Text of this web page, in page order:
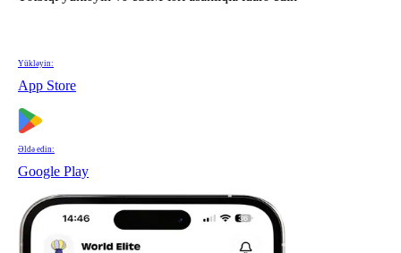
Yükləyin:
App Store
Əldə edin:
Google Play